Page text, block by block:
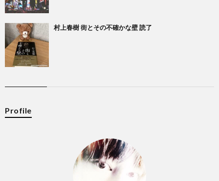
村上春樹 街とその不確かな壁 読了
Profile